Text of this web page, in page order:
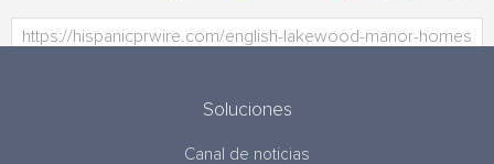
Soluciones
Canal de noticias